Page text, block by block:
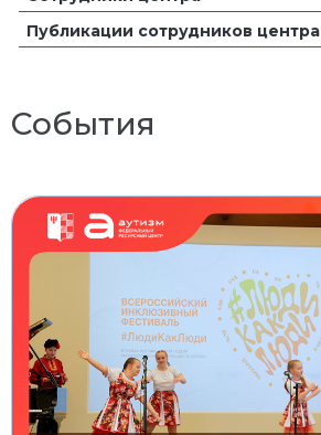
Публикации сотрудников центра
События